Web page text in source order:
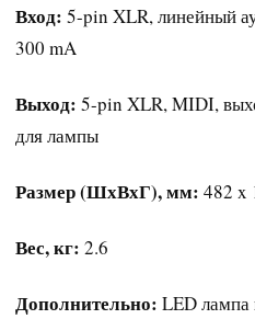
Вход: 5-pin XLR, линейный
300 mA
Выход: 5-pin XLR, MIDI,
для лампы
Размер (ШхВхГ), мм: 482 x
Вес, кг: 2.6
Дополнительно: LED лампа